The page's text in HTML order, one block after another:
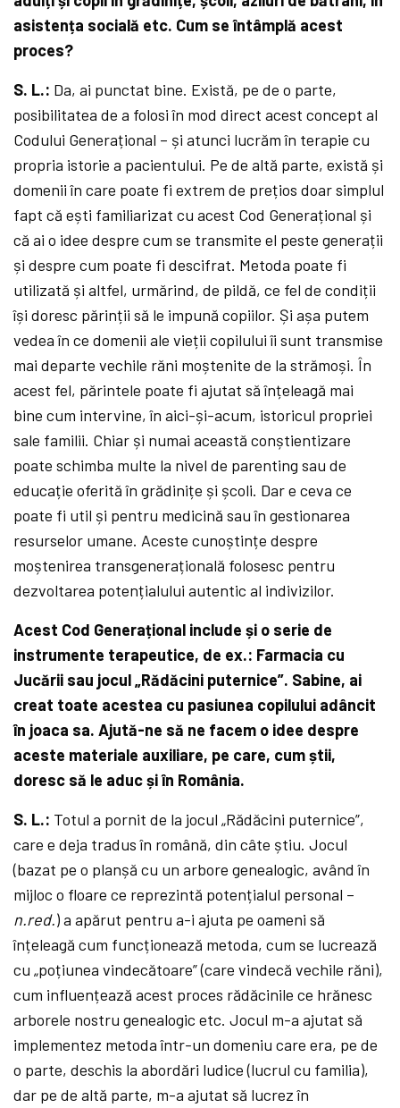
asistența socială etc. Cum se întâmplă acest
proces?
S. L.: Da, ai punctat bine. Există, pe de o parte,
posibilitatea de a folosi în mod direct acest concept al
Codului Generațional – și atunci lucrăm în terapie cu
propria istorie a pacientului. Pe de altă parte, există și
domenii în care poate fi extrem de prețios doar simplul
fapt că ești familiarizat cu acest Cod Generațional și
că ai o idee despre cum se transmite el peste generații
și despre cum poate fi descifrat. Metoda poate fi
utilizată și altfel, urmărind, de pildă, ce fel de condiții
își doresc părinții să le impună copiilor. Și așa putem
vedea în ce domenii ale vieții copilului îi sunt transmise
mai departe vechile răni moștenite de la strămoși. În
acest fel, părintele poate fi ajutat să înțeleagă mai
bine cum intervine, în aici-și-acum, istoricul propriei
sale familii. Chiar și numai această conștientizare
poate schimba multe la nivel de parenting sau de
educație oferită în grădinițe și școli. Dar e ceva ce
poate fi util și pentru medicină sau în gestionarea
resurselor umane. Aceste cunoștințe despre
moștenirea transgenerațională folosesc pentru
dezvoltarea potențialului autentic al indivizilor.
Acest Cod Generațional include și o serie de
instrumente terapeutice, de ex.: Farmacia cu
Jucării sau jocul „Rădăcini puternice”. Sabine, ai
creat toate acestea cu pasiunea copilului adâncit
în joaca sa. Ajută-ne să ne facem o idee despre
aceste materiale auxiliare, pe care, cum știi,
doresc să le aduc și în România.
S. L.: Totul a pornit de la jocul „Rădăcini puternice”,
care e deja tradus în română, din câte știu. Jocul
(bazat pe o planșă cu un arbore genealogic, având în
mijloc o floare ce reprezintă potențialul personal –
n.red.) a apărut pentru a-i ajuta pe oameni să
înțeleagă cum funcționează metoda, cum se lucrează
cu „poțiunea vindecătoare” (care vindecă vechile răni),
cum influențează acest proces rădăcinile ce hrănesc
arborele nostru genealogic etc. Jocul m-a ajutat să
implementez metoda într-un domeniu care era, pe de
o parte, deschis la abordări ludice (lucrul cu familia),
dar pe de altă parte, m-a ajutat să lucrez în